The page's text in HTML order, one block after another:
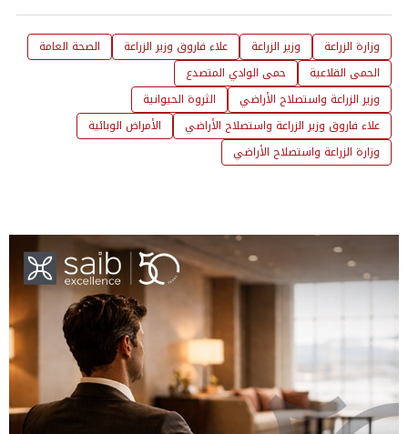
وزارة الزراعة وزير الزراعة علاء فاروق وزير الزراعة
الصحة العامة
الحمى القلاعية
حمى الوادي المتصدع
وزير الزراعة واستصلاح الأراضي
الثروة الحيوانية
علاء فاروق وزير الزراعة واستصلاح الأراضي
الأمراض الوبائية
وزارة الزراعة واستصلاح الأراضي